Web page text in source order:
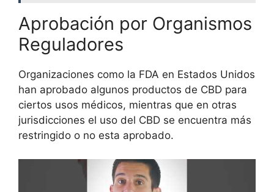
Aprobación por Organismos
Reguladores
Organizaciones como la FDA en Estados Unidos
han aprobado algunos productos de CBD para
ciertos usos médicos, mientras que en otras
jurisdicciones el uso del CBD se encuentra más
restringido o no esta aprobado.